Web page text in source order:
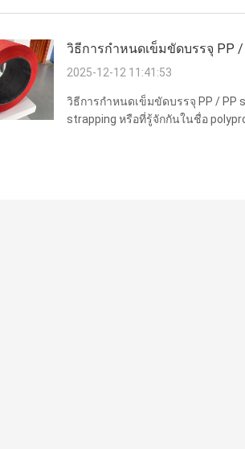
งานซ้ํานี้เข็มข...
วิธีการกําหนดเข็มขัดบรรจุ PP /
2025-12-12 11:41:53
วิธีการกําหนดเข็มขัดบรรจุ PP / PP
strapping หรือที่รู้จักกันในชื่อ